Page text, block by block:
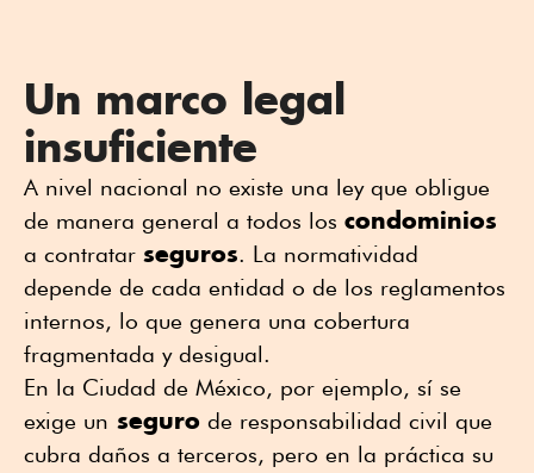
Un marco legal
insuficiente
A nivel nacional no existe una ley que obligue
de manera general a todos los condominios
a contratar seguros. La normatividad
depende de cada entidad o de los reglamentos
internos, lo que genera una cobertura
fragmentada y desigual.
En la Ciudad de México, por ejemplo, sí se
exige un seguro de responsabilidad civil que
cubra daños a terceros, pero en la práctica su